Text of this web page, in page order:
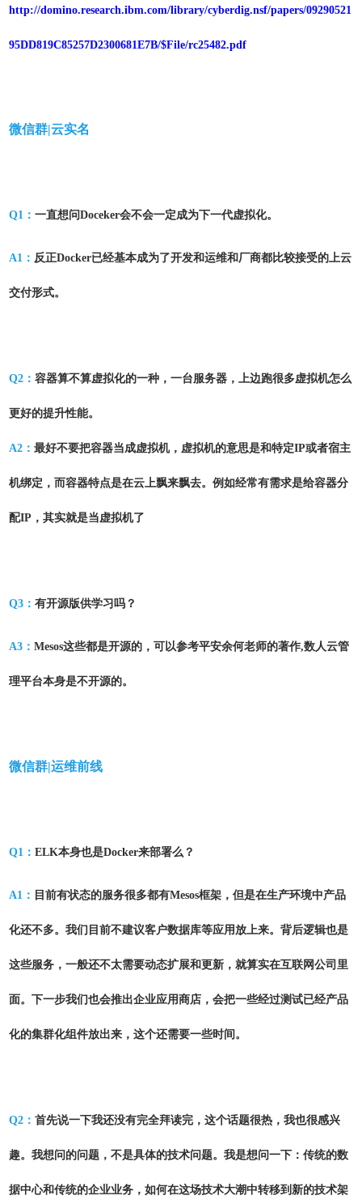
http://domino.research.ibm.com/library/cyberdig.nsf/papers/09290521
95DD819C85257D2300681E7B/$File/rc25482.pdf
微信群|云实名
Q1： 一直想问Doceker会不会一定成为下一代虚拟化。
A1： 反正Docker已经基本成为了开发和运维和厂商都比较接受的上云
交付形式。
Q2： 容器算不算虚拟化的一种，一台服务器，上边跑很多虚拟机怎么
更好的提升性能。
A2： 最好不要把容器当成虚拟机，虚拟机的意思是和特定IP或者宿主
机绑定，而容器特点是在云上飘来飘去。例如经常有需求是给容器分
配IP，其实就是当虚拟机了
Q3： 有开源版供学习吗？
A3： Mesos这些都是开源的，可以参考平安余何老师的著作,数人云管
理平台本身是不开源的。
微信群|运维前线
Q1： ELK本身也是Docker来部署么？
A1： 目前有状态的服务很多都有Mesos框架，但是在生产环境中产品
化还不多。我们目前不建议客户数据库等应用放上来。背后逻辑也是
这些服务，一般还不太需要动态扩展和更新，就算实在互联网公司里
面。下一步我们也会推出企业应用商店，会把一些经过测试已经产品
化的集群化组件放出来，这个还需要一些时间。
Q2： 首先说一下我还没有完全拜读完，这个话题很热，我也很感兴
趣。我想问的问题，不是具体的技术问题。我是想问一下：传统的数
据中心和传统的企业业务，如何在这场技术大潮中转移到新的技术架